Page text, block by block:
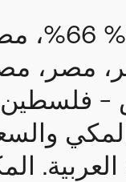
#كشفــت
مصر،